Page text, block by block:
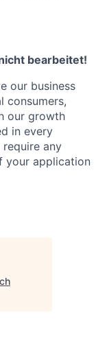
bearbeitet!
our business
consumers,
our growth
in every
any
your application